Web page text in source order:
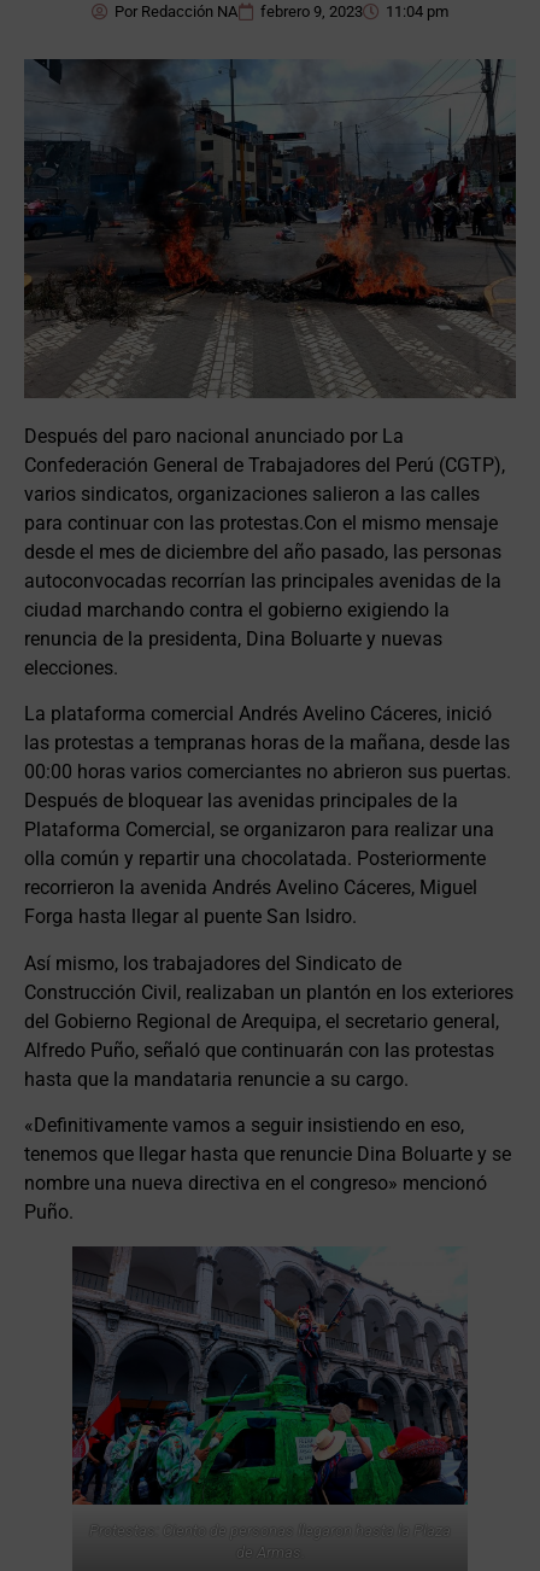
Por Redacción NA febrero 9, 2023 11:04 pm
Después del paro nacional anunciado por La
Confederación General de Trabajadores del Perú (CGTP),
varios sindicatos, organizaciones salieron a las calles
para continuar con las protestas.Con el mismo mensaje
desde el mes de diciembre del año pasado, las personas
autoconvocadas recorrían las principales avenidas de la
ciudad marchando contra el gobierno exigiendo la
renuncia de la presidenta, Dina Boluarte y nuevas
elecciones.
La plataforma comercial Andrés Avelino Cáceres, inició
las protestas a tempranas horas de la mañana, desde las
00:00 horas varios comerciantes no abrieron sus puertas.
Después de bloquear las avenidas principales de la
Plataforma Comercial, se organizaron para realizar una
olla común y repartir una chocolatada. Posteriormente
recorrieron la avenida Andrés Avelino Cáceres, Miguel
Forga hasta llegar al puente San Isidro.
Así mismo, los trabajadores del Sindicato de
Construcción Civil, realizaban un plantón en los exteriores
del Gobierno Regional de Arequipa, el secretario general,
Alfredo Puño, señaló que continuarán con las protestas
hasta que la mandataria renuncie a su cargo.
«Definitivamente vamos a seguir insistiendo en eso,
tenemos que llegar hasta que renuncie Dina Boluarte y se
nombre una nueva directiva en el congreso» mencionó
Puño.
Protestas: Ciento de personas llegaron hasta la Plaza
de Armas.